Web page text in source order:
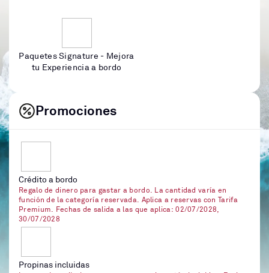
Paquetes Signature - Mejora
tu Experiencia a bordo
Promociones
Crédito a bordo
Regalo de dinero para gastar a bordo. La cantidad varía en
función de la categoría reservada. Aplica a reservas con Tarifa
Premium. Fechas de salida a las que aplica: 02/07/2028,
30/07/2028
Propinas incluidas